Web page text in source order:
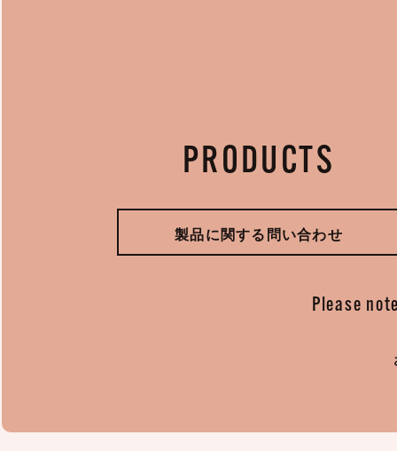
PRODUCTS
製品に関する問い合わせ
Please